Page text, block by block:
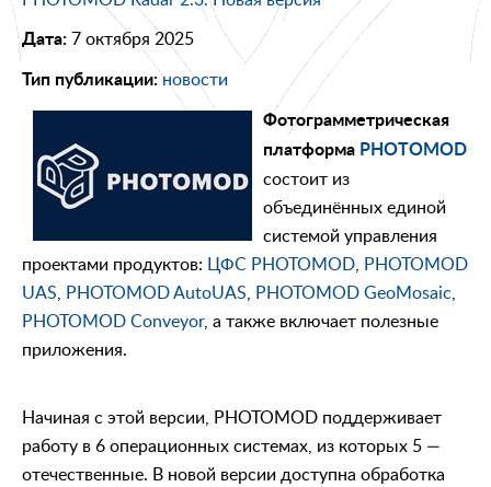
Дата: 7 октября 2025
Тип публикации: новости
Фотограмметрическая
платформа PHOTOMOD
состоит из
объединённых единой
системой управления
проектами продуктов: ЦФС PHOTOMOD, PHOTOMOD
UAS, PHOTOMOD AutoUAS, PHOTOMOD GeoMosaic,
PHOTOMOD Conveyor, а также включает полезные
приложения.
Начиная с этой версии, PHOTOMOD поддерживает
работу в 6 операционных системах, из которых 5 —
отечественные. В новой версии доступна обработка